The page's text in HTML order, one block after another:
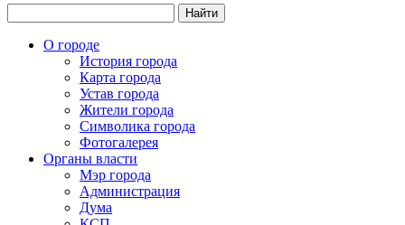
Найти
О городе
История города
Карта города
Устав города
Жители города
Символика города
Фотогалерея
Органы власти
Мэр города
Администрация
Дума